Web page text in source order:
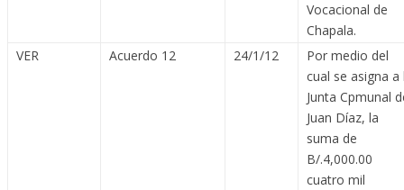
Vocacional de
Chapala.
VER
Acuerdo 12 24/1/12
Por medio del
cual se asigna a
Junta Cpmunal
Juan Díaz, la
suma de
B/.4,000.00
cuatro mil